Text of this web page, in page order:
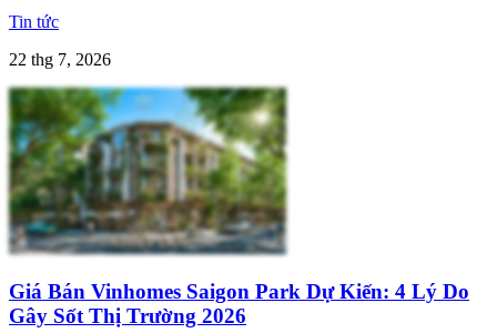
Tin tức
22 thg 7, 2026
Giá Bán Vinhomes Saigon Park Dự Kiến: 4 Lý Do
Gây Sốt Thị Trường 2026